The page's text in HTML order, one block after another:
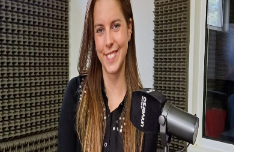
Podcasts
Destacados